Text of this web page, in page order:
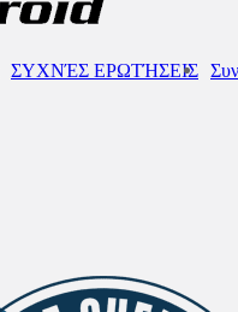
ΣΥΧΝΈΣ ΕΡΩΤΉΣΕΙΣ